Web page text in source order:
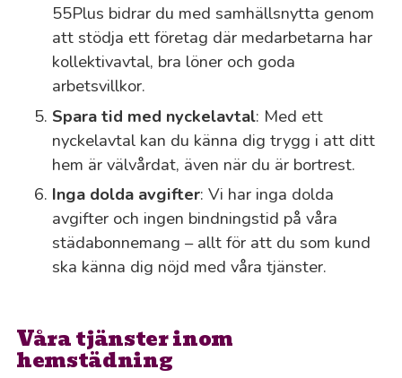
55Plus bidrar du med samhällsnytta genom
att stödja ett företag där medarbetarna har
kollektivavtal, bra löner och goda
arbetsvillkor.
Spara tid med nyckelavtal: Med ett
nyckelavtal kan du känna dig trygg i att ditt
hem är välvårdat, även när du är bortrest.
Inga dolda avgifter: Vi har inga dolda
avgifter och ingen bindningstid på våra
städabonnemang – allt för att du som kund
ska känna dig nöjd med våra tjänster.
Våra tjänster inom
hemstädning